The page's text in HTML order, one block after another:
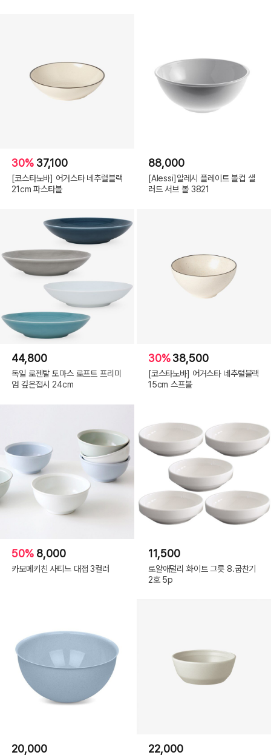
30% 37,100
[코스타노바] 어거스타 네추럴블랙
21cm 파스타볼
88,000
[Alessi]알레시 플레이트 볼컵 샐
러드 서브 볼 3821
44,800
독일 로젠탈 토마스 로프트 프리미
엄 깊은접시 24cm
30%38,500
[코스타노바] 어거스타 네추럴블랙
15cm 스프볼
50% 8,000
카모메키친 사티느 대접 3컬러
11,500
로얄애덜리 화이트 그릇 8.굽찬기
2호 5p
20,000 22,000